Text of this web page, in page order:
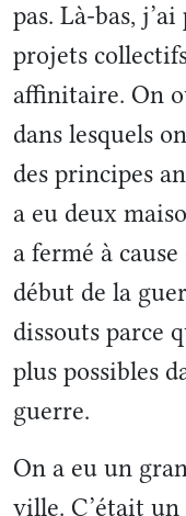
pas. Là-bas,
projets
affinitaire. On
dans lesquels
des principes
a eu deux
a fermé à
début de la
dissouts parce
plus possibles
guerre.
On a eu un
ville. C’était